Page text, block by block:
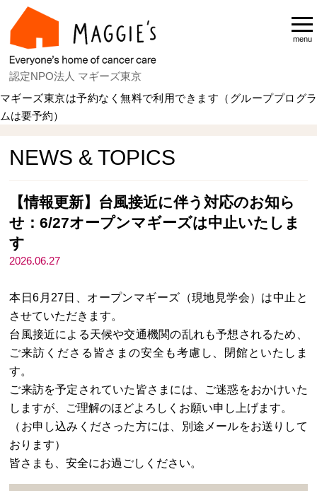
認定NPO法人 マギーズ東京
menu
マギーズ東京は予約なく無料で利用できます（グループプログラ
ムは要予約）
NEWS & TOPICS
【情報更新】台風接近に伴う対応のお知ら
せ：6/27オープンマギーズは中止いたしま
す
2026.06.27
本日6月27日、オープンマギーズ（現地見学会）は中止と
させていただきます。
台風接近による天候や交通機関の乱れも予想されるため、
ご来訪くださる皆さまの安全も考慮し、閉館といたしま
す。
ご来訪を予定されていた皆さまには、ご迷惑をおかけいた
しますが、ご理解のほどよろしくお願い申し上げます。
（お申し込みくださった方には、別途メールをお送りして
おります）
皆さまも、安全にお過ごしください。